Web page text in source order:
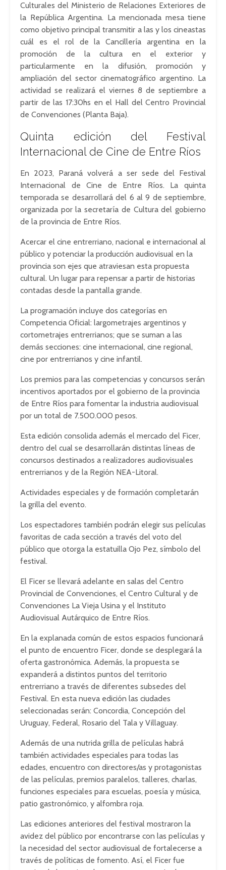
Culturales del Ministerio de Relaciones Exteriores de
la República Argentina. La mencionada mesa tiene
como objetivo principal transmitir a las y los cineastas
cuál es el rol de la Cancillería argentina en la
promoción de la cultura en el exterior y
particularmente en la difusión, promoción y
ampliación del sector cinematográfico argentino. La
actividad se realizará el viernes 8 de septiembre a
partir de las 17:30hs en el Hall del Centro Provincial
de Convenciones (Planta Baja).
Quinta edición del Festival
Internacional de Cine de Entre Ríos
En 2023, Paraná volverá a ser sede del Festival
Internacional de Cine de Entre Ríos. La quinta
temporada se desarrollará del 6 al 9 de septiembre,
organizada por la secretaría de Cultura del gobierno
de la provincia de Entre Ríos.
Acercar el cine entrerriano, nacional e internacional al
público y potenciar la producción audiovisual en la
provincia son ejes que atraviesan esta propuesta
cultural. Un lugar para repensar a partir de historias
contadas desde la pantalla grande.
La programación incluye dos categorías en
Competencia Oficial: largometrajes argentinos y
cortometrajes entrerrianos; que se suman a las
demás secciones: cine internacional, cine regional,
cine por entrerrianos y cine infantil.
Los premios para las competencias y concursos serán
incentivos aportados por el gobierno de la provincia
de Entre Ríos para fomentar la industria audiovisual
por un total de 7.500.000 pesos.
Esta edición consolida además el mercado del Ficer,
dentro del cual se desarrollarán distintas líneas de
concursos destinados a realizadores audiovisuales
entrerrianos y de la Región NEA-Litoral.
Actividades especiales y de formación completarán
la grilla del evento.
Los espectadores también podrán elegir sus películas
favoritas de cada sección a través del voto del
público que otorga la estatuilla Ojo Pez, símbolo del
festival.
El Ficer se llevará adelante en salas del Centro
Provincial de Convenciones, el Centro Cultural y de
Convenciones La Vieja Usina y el Instituto
Audiovisual Autárquico de Entre Ríos.
En la explanada común de estos espacios funcionará
el punto de encuentro Ficer, donde se desplegará la
oferta gastronómica. Además, la propuesta se
expanderá a distintos puntos del territorio
entrerriano a través de diferentes subsedes del
Festival. En esta nueva edición las ciudades
seleccionadas serán: Concordia, Concepción del
Uruguay, Federal, Rosario del Tala y Villaguay.
Además de una nutrida grilla de películas habrá
también actividades especiales para todas las
edades, encuentro con directores/as y protagonistas
de las películas, premios paralelos, talleres, charlas,
funciones especiales para escuelas, poesía y música,
patio gastronómico, y alfombra roja.
Las ediciones anteriores del festival mostraron la
avidez del público por encontrarse con las películas y
la necesidad del sector audiovisual de fortalecerse a
través de políticas de fomento. Así, el Ficer fue